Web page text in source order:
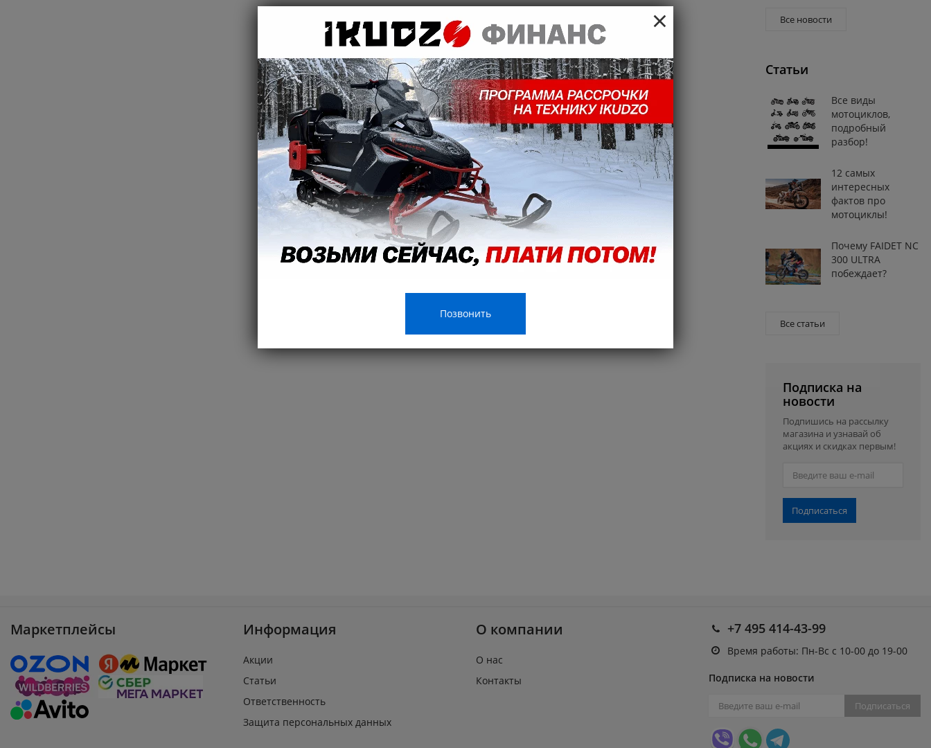
Все новости
Статьи
Все виды
мотоциклов,
подробный
разбор!
12 самых
интересных
фактов про
мотоциклы!
Почему FAIDET NC
300 ULTRA
побеждает?
Все статьи
Подписка на
новости
Подпишись на рассылку
магазина и узнавай об
акциях и скидках первым!
Подписаться
Маркетплейсы Информация
Акции
Статьи
Ответственность
Защита персональных данных
О компании
О нас
Контакты
+7 495 414-43-99
Время работы: Пн-Вс с 10-00 до 19-00
Подписка на новости
Подписаться
×
Позвонить